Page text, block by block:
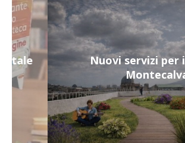
Nuovi servizi per i più
Montecalvario...